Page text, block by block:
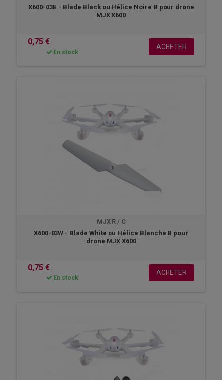
X600-03B - Blade Black ou Hélice Noire B pour drone
MJX X600
0,75 €
En stock
ACHETER
MJX R / C
X600-03W - Blade White ou Hélice Blanche B pour
drone MJX X600
0,75 €
En stock
ACHETER